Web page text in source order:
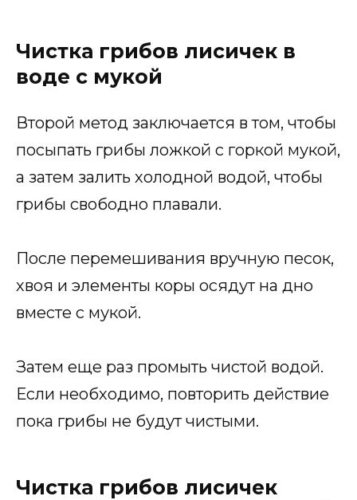
Чистка грибов лисичек в
воде с мукой
Второй метод заключается в том, чтобы
посыпать грибы ложкой с горкой мукой,
а затем залить холодной водой, чтобы
грибы свободно плавали.
После перемешивания вручную песок,
хвоя и элементы коры осядут на дно
вместе с мукой.
Затем еще раз промыть чистой водой.
Если необходимо, повторить действие
пока грибы не будут чистыми.
Чистка грибов лисичек